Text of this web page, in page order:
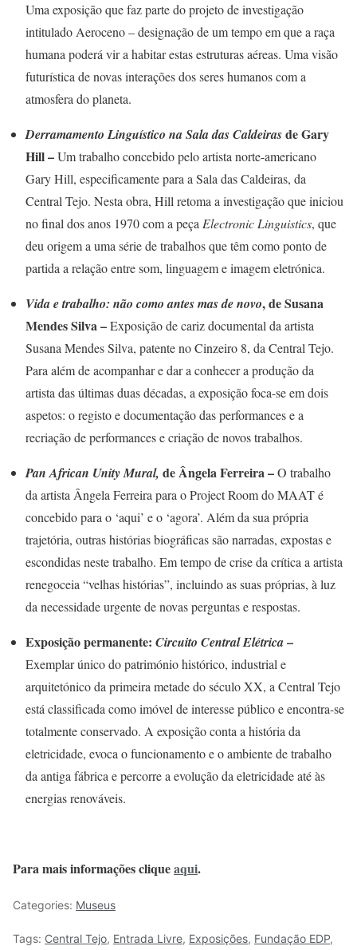
Uma exposição que faz parte do projeto de investigação
intitulado Aeroceno – designação de um tempo em que a raça
humana poderá vir a habitar estas estruturas aéreas. Uma visão
futurística de novas interações dos seres humanos com a
atmosfera do planeta.
Derramamento Linguístico na Sala das Caldeirasde Gary
Hill –Um trabalho concebido pelo artista norte-americano
Gary Hill, especificamente para a Sala das Caldeiras, da
Central Tejo. Nesta obra, Hill retoma a investigação que iniciou
no final dos anos 1970 com a peça Electronic Linguistics, que
deu origem a uma série de trabalhos que têm como ponto de
partida a relação entre som, linguagem e imagem eletrónica.
Vida e trabalho: não como antes mas de novo, de Susana
Mendes Silva –Exposição de cariz documental da artista
Susana Mendes Silva, patente no Cinzeiro 8, da Central Tejo.
Para além de acompanhar e dar a conhecer a produção da
artista das últimas duas décadas, a exposição foca-se em dois
aspetos: o registo e documentação das performances e a
recriação de performances e criação de novos trabalhos.
Pan African Unity Mural, de Ângela Ferreira –O trabalho
da artista Ângela Ferreira para o Project Room do MAAT é
concebido para o ‘aqui’ e o ‘agora’. Além da sua própria
trajetória, outras histórias biográficas são narradas, expostas e
escondidas neste trabalho. Em tempo de crise da crítica a artista
renegoceia “velhas histórias”, incluindo as suas próprias, à luz
da necessidade urgente de novas perguntas e respostas.
Exposição permanente: Circuito Central Elétrica–
Exemplar único do património histórico, industrial e
arquitetónico da primeira metade do século XX, a Central Tejo
está classificada como imóvel de interesse público e encontra-se
totalmente conservado. A exposição conta a história da
eletricidade, evoca o funcionamento e o ambiente de trabalho
da antiga fábrica e percorre a evolução da eletricidade até às
energias renováveis.
Para mais informações cliqueaqui.
Categories: Museus
Tags: Central Tejo, Entrada Livre, Exposições, Fundação EDP,